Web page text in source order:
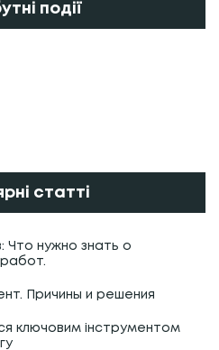
події
статті
Что нужно знать о
Причины и решения
ключовим інструментом